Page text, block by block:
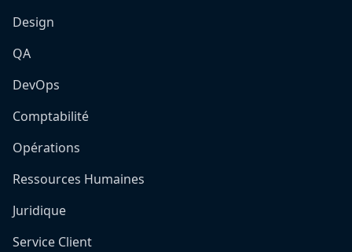
Design
QA
DevOps
Comptabilité
Opérations
Ressources Humaines
Juridique
Service Client